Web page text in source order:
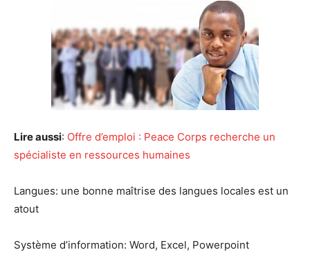
Lire aussi: Offre d’emploi : Peace Corps recherche un
spécialiste en ressources humaines
Langues: une bonne maîtrise des langues locales est un
atout
Système d’information: Word, Excel, Powerpoint